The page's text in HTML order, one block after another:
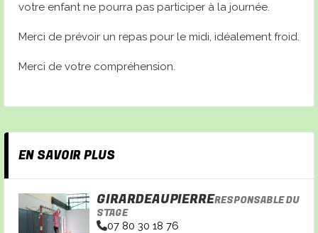
votre enfant ne pourra pas participer à la journée.
Merci de prévoir un repas pour le midi, idéalement froid.
Merci de votre compréhension.
EN SAVOIR PLUS
GIRARDEAUPIERRERESPONSABLE DU
STAGE
07 80 30 18 76